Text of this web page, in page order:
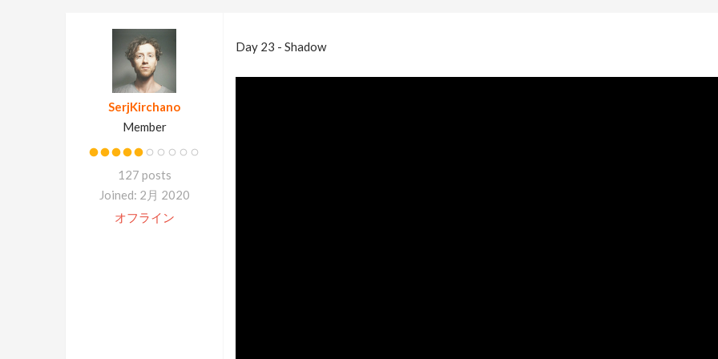
SerjKirchano
Member
127 posts
Joined: 2月 2020
オフライン
Day 23 - Shadow